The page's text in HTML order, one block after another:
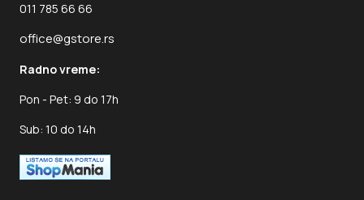
011 785 66 66
office@gstore.rs
Radno vreme:
Pon - Pet: 9 do 17h
Sub: 10 do 14h